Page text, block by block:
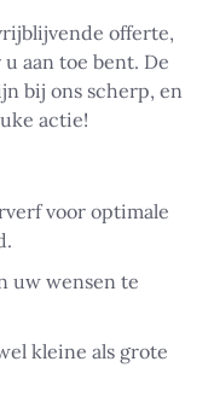
offerte,
aan toe bent. De
bij ons scherp, en
actie!
voor optimale
uw wensen te
kleine als grote